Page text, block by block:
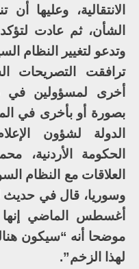
الانتقالية، وعليها
الشأن، ثم عادت
وتدعو لتغيير النظام
ترافقت التصريحات
أخرى لمسؤولين في
بصورة أو بأخرى في
الدولة لشؤون
الحكومة
العلاقات مع النظام
أغسطس الماضي إنها
موضحا أنه “سيكون
لهذا الزخم”.